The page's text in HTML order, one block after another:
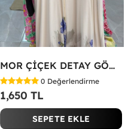
MOR ÇİÇEK DETAY GÖMLEK ELBİSE Beyaz
0 Değerlendirme
1,650 TL
SEPETE EKLE